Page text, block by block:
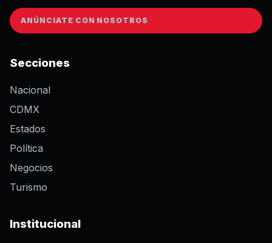
ANÚNCIATE CON NOSOTROS
Secciones
Nacional
CDMX
Estados
Política
Negocios
Turismo
Institucional